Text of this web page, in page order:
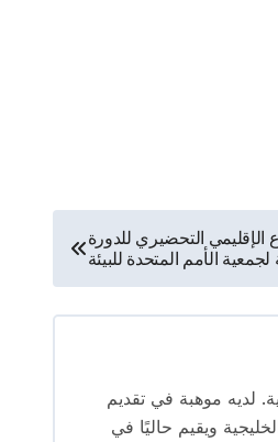
التحضيري للدورة
الأمم المتحدة للبيئة
لديه موهبة في تقديم
ويقيم حاليًا في